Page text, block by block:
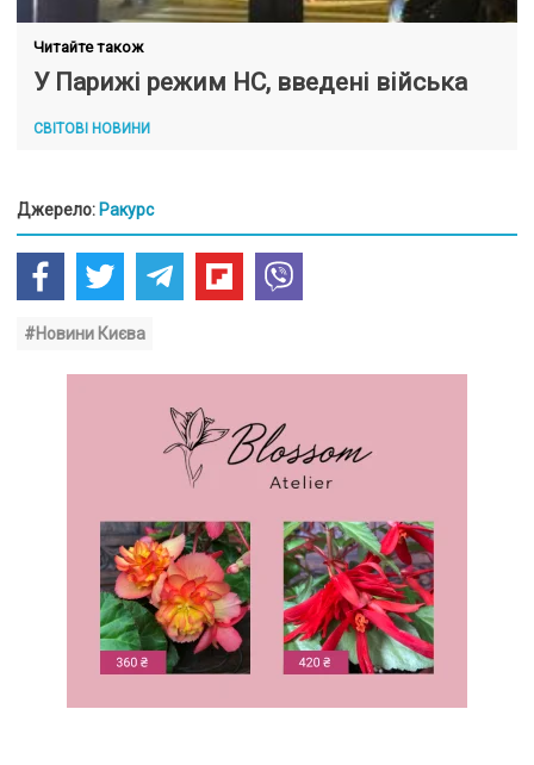
Читайте також
У Парижі режим НС, введені війська
СВІТОВІ НОВИНИ
Джерело: Ракурс
#Новини Києва